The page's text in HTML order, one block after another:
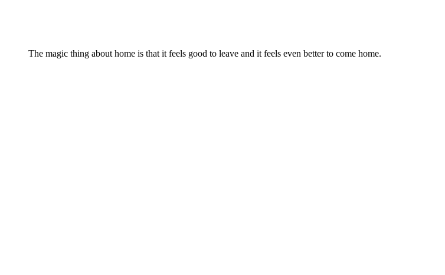
The magic thing about home is that it feels good to leave and it feels even better to come home.